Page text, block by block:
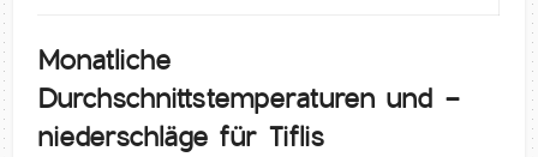
Monatliche
Durchschnittstemperaturen und -
niederschläge für Tiflis